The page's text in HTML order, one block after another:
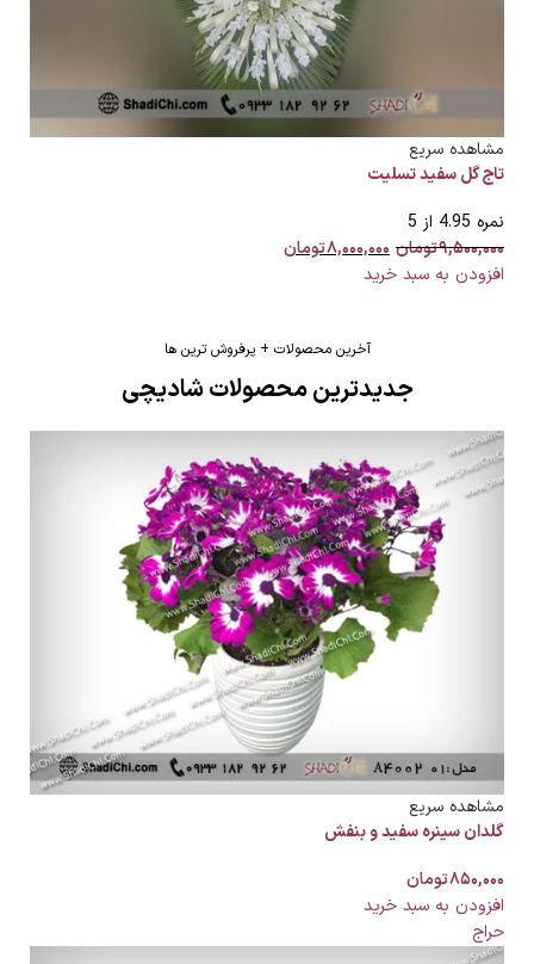
مشاهده سریع
تاج گل سفید تسلیت
نمره 4.95 از 5
۹,۵۰۰,۰۰۰تومان ۸,۰۰۰,۰۰۰تومان
افزودن به سبد خرید
آخرین محصولات + پرفروش ترین ها
جدیدترین محصولات شادیچی
مشاهده سریع
گلدان سینره سفید و بنفش
۸۵۰,۰۰۰تومان
افزودن به سبد خرید
حراج